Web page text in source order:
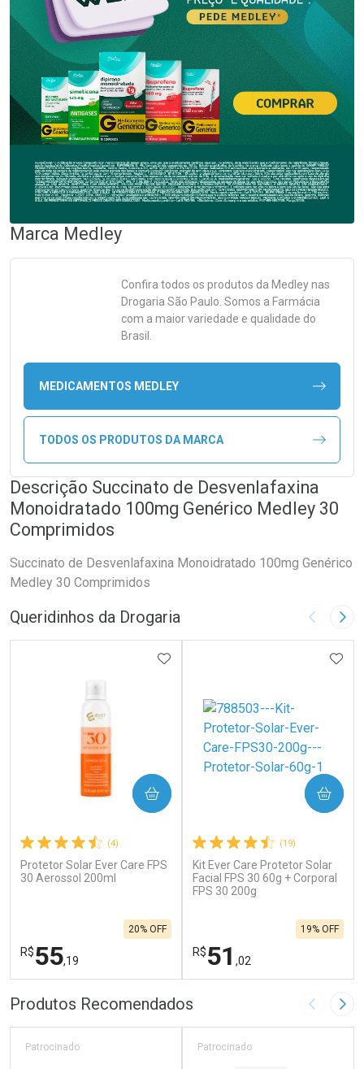
Marca Medley
Confira todos os produtos da Medleynas
Drogaria São Paulo. Somos a Farmácia
com a maior variedade e qualidade do
Brasil.
MEDICAMENTOS MEDLEY
TODOS OS PRODUTOS DA MARCA
Descrição Succinato de Desvenlafaxina
Monoidratado 100mg Genérico Medley 30
Comprimidos
Succinato de Desvenlafaxina Monoidratado 100mg Genérico
Medley 30 Comprimidos
Queridinhos da Drogaria Imagem
(4)
Protetor Solar Ever Care FPS
30 Aerossol 200ml
R$55,19
20% OFF
ADICIONAR AOS FAVORITOS
COMPRAR
FECHAR
Laboratório
FECHAR
Por Menos
(19)
Kit Ever Care Protetor Solar
Facial FPS 30 60g + Corporal
FPS 30 200g
R$51 ,02
19% OFF
COMPRAR
Laboratório
Por Menos
Produtos Recomendados Imagem
Patrocinado Patrocinado